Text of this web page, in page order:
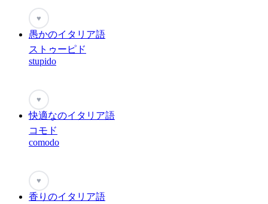
♥
愚かのイタリア語
ストゥーピド
stupido
♥
快適なのイタリア語
コモド
comodo
♥
香りのイタリア語